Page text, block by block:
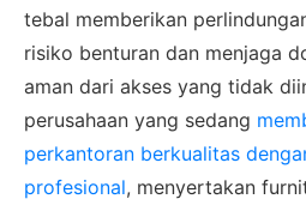
tebal memberikan
risiko benturan dan menjaga
aman dari akses yang tidak
perusahaan yang sedang
perkantoran berkualitas
profesional, menyertakan